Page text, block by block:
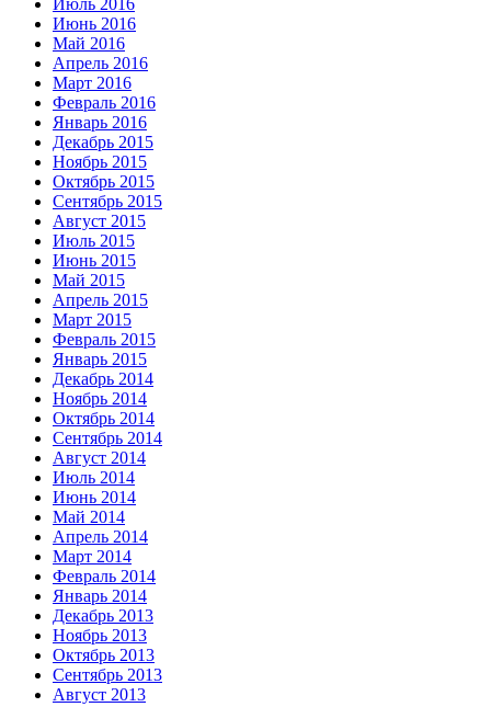
Июль 2016
Июнь 2016
Май 2016
Апрель 2016
Март 2016
Февраль 2016
Январь 2016
Декабрь 2015
Ноябрь 2015
Октябрь 2015
Сентябрь 2015
Август 2015
Июль 2015
Июнь 2015
Май 2015
Апрель 2015
Март 2015
Февраль 2015
Январь 2015
Декабрь 2014
Ноябрь 2014
Октябрь 2014
Сентябрь 2014
Август 2014
Июль 2014
Июнь 2014
Май 2014
Апрель 2014
Март 2014
Февраль 2014
Январь 2014
Декабрь 2013
Ноябрь 2013
Октябрь 2013
Сентябрь 2013
Август 2013